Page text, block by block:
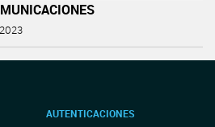
AUTENTICACIONES